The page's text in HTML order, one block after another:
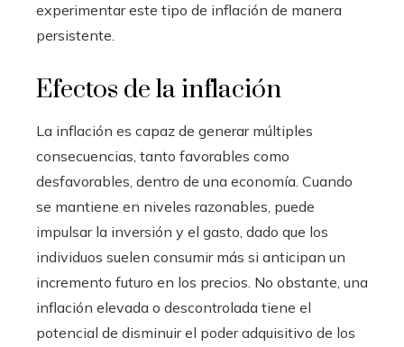
experimentar este tipo de inflación de manera
persistente.
Efectos de la inflación
La inflación es capaz de generar múltiples
consecuencias, tanto favorables como
desfavorables, dentro de una economía. Cuando
se mantiene en niveles razonables, puede
impulsar la inversión y el gasto, dado que los
individuos suelen consumir más si anticipan un
incremento futuro en los precios. No obstante, una
inflación elevada o descontrolada tiene el
potencial de disminuir el poder adquisitivo de los